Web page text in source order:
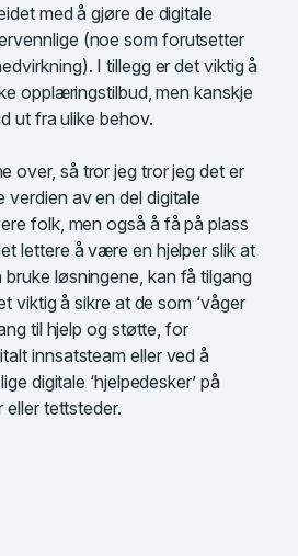
med å gjøre de digitale
(noe som forutsetter
I tillegg er det viktig å
opplæringstilbud, men kanskje
ut fra ulike behov.
over, så tror jeg tror jeg det er
verdien av en del digitale
folk, men også å få på plass
lettere å være en hjelper slik at
bruke løsningene, kan få tilgang
viktig å sikre at de som ‘våger
til hjelp og støtte, for
innsatsteam eller ved å
digitale ‘hjelpedesker’ på
eller tettsteder.